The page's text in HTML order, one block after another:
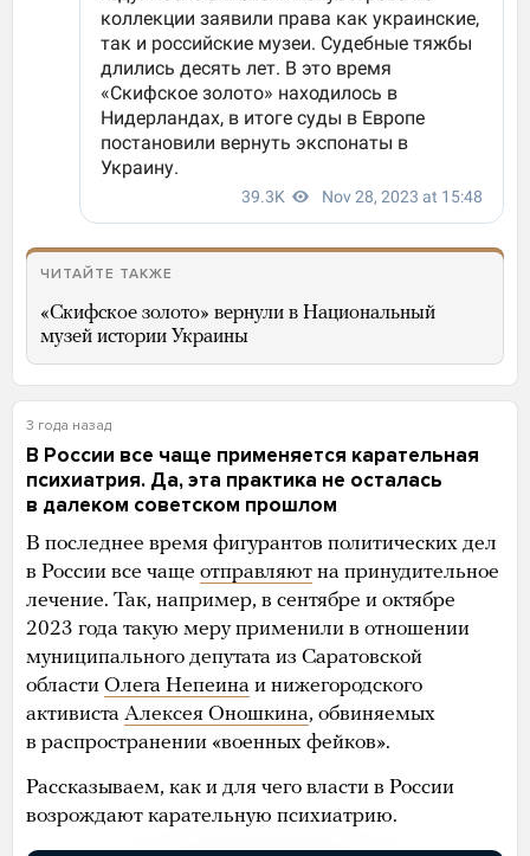
ЧИТАЙТЕ ТАКЖЕ
«Скифское золото» вернули в Национальный
музей истории Украины
3 года назад
В России все чаще применяется карательная
психиатрия. Да, эта практика не осталась
в далеком советском прошлом
В последнее время фигурантов политических дел
в России все чаще отправляют на принудительное
лечение. Так, например, в сентябре и октябре
2023 года такую меру применили в отношении
муниципального депутата из Саратовской
области Олега Непеина и нижегородского
активиста Алексея Оношкина, обвиняемых
в распространении «военных фейков».
Рассказываем, как и для чего власти в России
возрождают карательную психиатрию.